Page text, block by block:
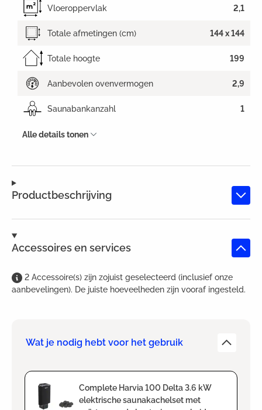
Productbeschrijving
Accessoires en services
2 Accessoire(s) zijn zojuist geselecteerd (inclusief onze
aanbevelingen). De juiste hoeveelheden zijn vooraf ingesteld.
Wat je nodig hebt voor het gebruik
Complete Harvia 100 Delta 3.6 kW
elektrische saunakachelset met
Vloeroppervlak 2,1
Totale afmetingen (cm) 144 x 144
Totale hoogte 199
Aanbevolen ovenvermogen 2,9
Saunabankanzahl 1
Alle details tonen